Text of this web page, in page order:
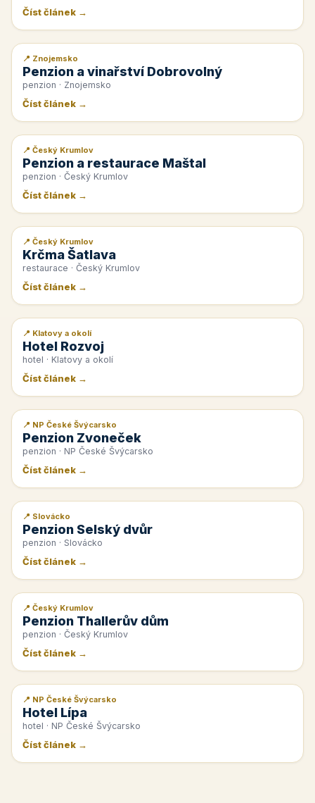
Číst článek →
📰 PR článek
📍 Znojemsko
Penzion a vinařství Dobrovolný
penzion · Znojemsko
Číst článek →
📰 PR článek
📍 Český Krumlov
Penzion a restaurace Maštal
penzion · Český Krumlov
Číst článek →
📰 PR článek
📍 Český Krumlov
Krčma Šatlava
restaurace · Český Krumlov
Číst článek →
📰 PR článek
📍 Klatovy a okolí
Hotel Rozvoj
hotel · Klatovy a okolí
Číst článek →
📰 PR článek
📍 NP České Švýcarsko
Penzion Zvoneček
penzion · NP České Švýcarsko
Číst článek →
📰 PR článek
📍 Slovácko
Penzion Selský dvůr
penzion · Slovácko
Číst článek →
📰 PR článek
📍 Český Krumlov
Penzion Thallerův dům
penzion · Český Krumlov
Číst článek →
📰 PR článek
📍 NP České Švýcarsko
Hotel Lípa
hotel · NP České Švýcarsko
Číst článek →